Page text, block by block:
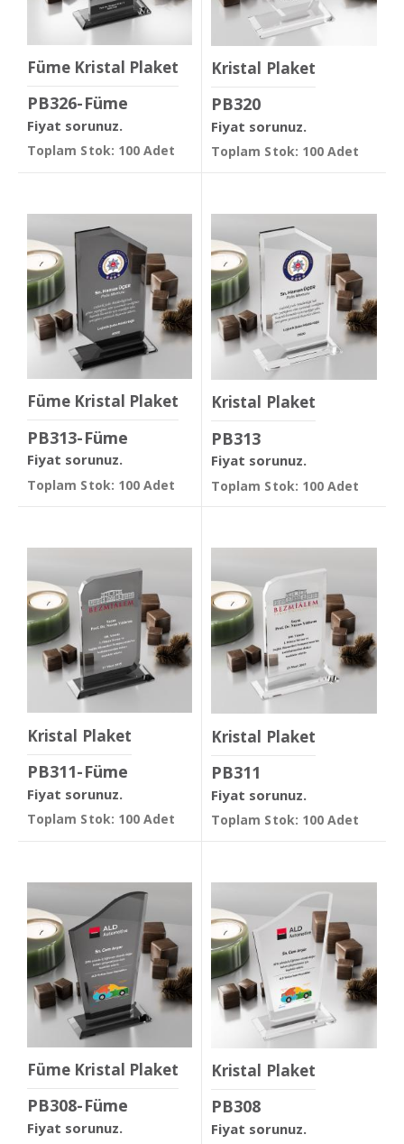
Füme Kristal Plaket
PB326-Füme
Fiyat sorunuz.
Toplam Stok: 100 Adet
Kristal Plaket
PB320
Fiyat sorunuz.
Toplam Stok: 100 Adet
Füme Kristal Plaket
PB313-Füme
Fiyat sorunuz.
Toplam Stok: 100 Adet
Kristal Plaket
PB313
Fiyat sorunuz.
Toplam Stok: 100 Adet
Kristal Plaket
PB311-Füme
Fiyat sorunuz.
Toplam Stok: 100 Adet
Kristal Plaket
PB311
Fiyat sorunuz.
Toplam Stok: 100 Adet
Füme Kristal Plaket
PB308-Füme
Fiyat sorunuz.
Kristal Plaket
PB308
Fiyat sorunuz.